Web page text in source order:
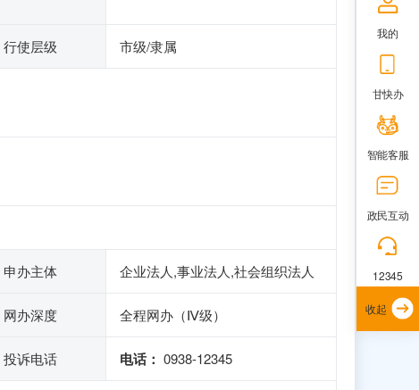
行使层级 市级/隶属
申办主体 企业法人,事业法人,社会组织法人
网办深度 全程网办（Ⅳ级）
投诉电话 电话： 0938-12345
我的
甘快办
智能客服
政民互动
12345
收起